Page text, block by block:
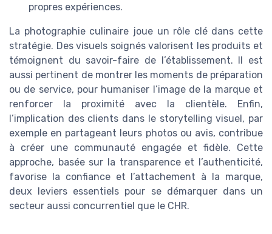
propres expériences.
La photographie culinaire joue un rôle clé dans cette
stratégie. Des visuels soignés valorisent les produits et
témoignent du savoir-faire de l’établissement. Il est
aussi pertinent de montrer les moments de préparation
ou de service, pour humaniser l’image de la marque et
renforcer la proximité avec la clientèle. Enfin,
l’implication des clients dans le storytelling visuel, par
exemple en partageant leurs photos ou avis, contribue
à créer une communauté engagée et fidèle. Cette
approche, basée sur la transparence et l’authenticité,
favorise la confiance et l’attachement à la marque,
deux leviers essentiels pour se démarquer dans un
secteur aussi concurrentiel que le CHR.